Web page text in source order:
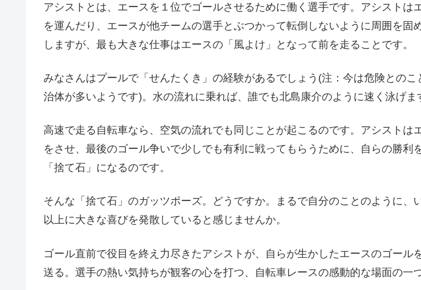
アシストとは、エースを１位でゴールさせるために働く選手です。アシストは
を運んだり、エースが他チームの選手とぶつかって転倒しないように周囲を固
しますが、最も大きな仕事はエースの「風よけ」となって前を走ることです。
みなさんはプールで「せんたくき」の経験があるでしょう(注：今は危険とのこ
治体が多いようです)。水の流れに乗れば、誰でも北島康介のように速く泳げま
高速で走る自転車なら、空気の流れでも同じことが起こるのです。アシストは
をさせ、最後のゴール争いで少しでも有利に戦ってもらうために、自らの勝利
「捨て石」になるのです。
そんな「捨て石」のガッツポーズ。どうですか。まるで自分のことのように、
以上に大きな喜びを発散していると感じませんか。
ゴール直前で役目を終え力尽きたアシストが、自らが生かしたエースのゴール
送る。選手の熱い気持ちが観客の心を打つ、自転車レースの感動的な場面の一